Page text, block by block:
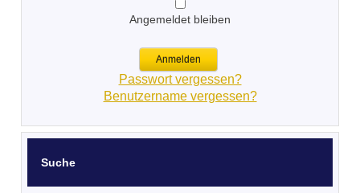
Angemeldet bleiben
Anmelden
Passwort vergessen?
Benutzername vergessen?
Suche